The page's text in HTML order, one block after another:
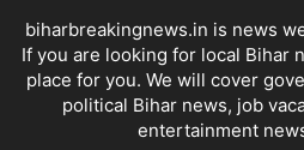
biharbreakingnews.in is news
If you are looking for local Bihar
place for you. We will cover
political Bihar news, job
entertainment